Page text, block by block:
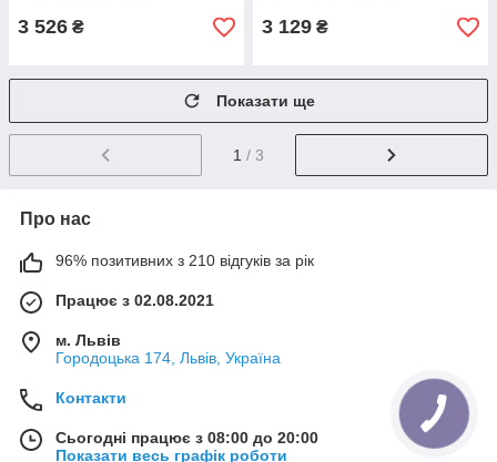
3 526 ₴ 3 129 ₴
Показати ще
1 / 3
Про нас
96% позитивних з 210 відгуків за рік
Працює з 02.08.2021
м. Львів
Городоцька 174, Львів, Україна
Контакти
Сьогодні працює з 08:00 до 20:00
Показати весь графік роботи